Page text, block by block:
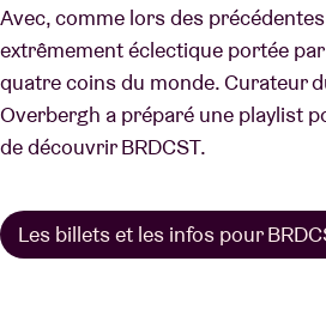
Avec, comme lors des
extrêmement éclectique portée
quatre coins du monde. Curateur
Overbergh a préparé une playlist
de découvrir BRDCST.
Les billets et les infos pour